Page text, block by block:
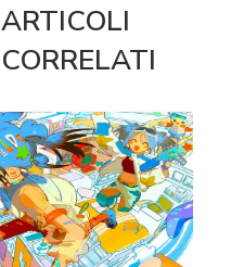
ARTICOLI
CORRELATI